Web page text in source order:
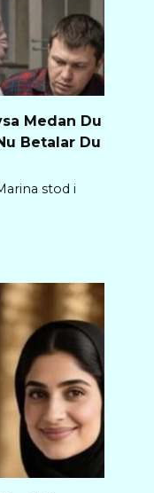
Medan Du
Betalar Du
stod i